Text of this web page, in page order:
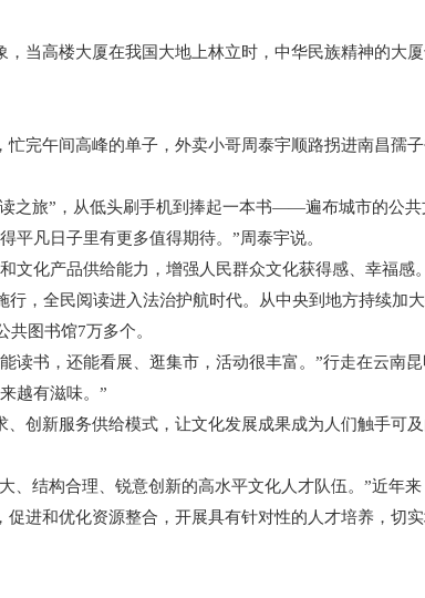
高楼大厦在我国大地上林立时，中华民族精神的大厦
午间高峰的单子，外卖小哥周泰宇顺路拐进南昌孺子
旅”，从低头刷手机到捧起一本书——遍布城市的公共
平凡日子里有更多值得期待。”周泰宇说。
化产品供给能力，增强人民群众文化获得感、幸福感
全民阅读进入法治护航时代。从中央到地方持续加
图书馆7万多个。
书，还能看展、逛集市，活动很丰富。”行走在云南昆
越有滋味。”
新服务供给模式，让文化发展成果成为人们触手可及
结构合理、锐意创新的高水平文化人才队伍。”近年
进和优化资源整合，开展具有针对性的人才培养，切